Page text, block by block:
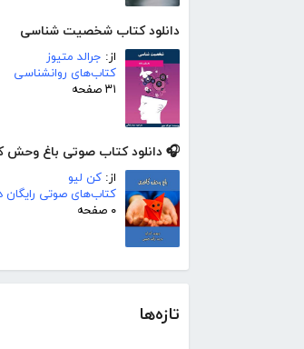
دانلود کتاب شخصیت شناسی
از: جرالد متیوز
کتاب‌های روانشناسی
۳۱ صفحه
🎧 دانلود کتاب صوتی باغ وحش
از: کن لیو
کتاب‌های صوتی رایگان
۰ صفحه
تازه‌ها